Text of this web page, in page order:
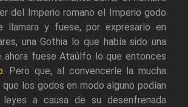
del Imperio romano el Imperio godo
llamara y fuese, por expresarlo en
una Gothia lo que había sido una
ahora fuese Ataúlfo lo que entonces
. Pero que, al convencerle la mucha
los godos en modo alguno podían
a causa de su desenfrenada